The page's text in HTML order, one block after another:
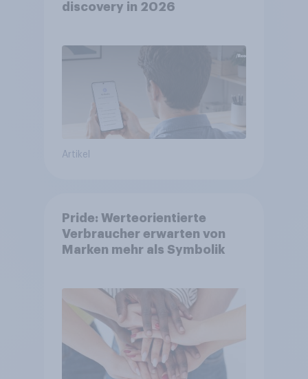
discovery in 2026
Artikel
Pride: Werteorientierte
Verbraucher erwarten von
Marken mehr als Symbolik